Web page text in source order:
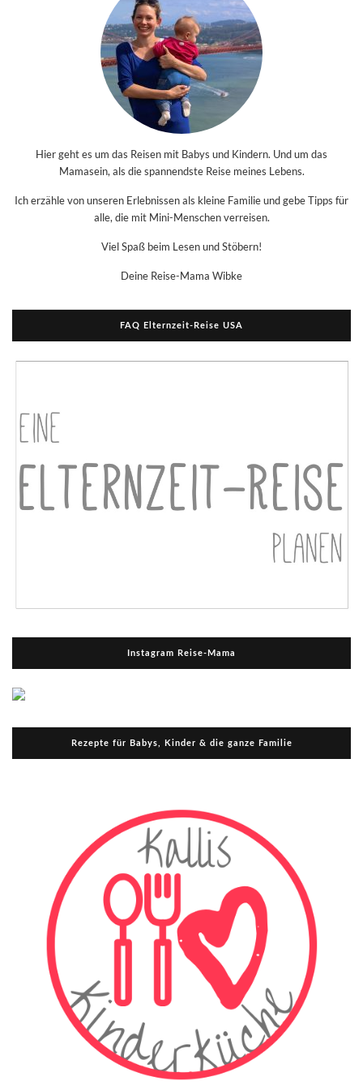
Hier geht es um das Reisen mit Babys und Kindern. Und um das
Mamasein, als die spannendste Reise meines Lebens.
Ich erzähle von unseren Erlebnissen als kleine Familie und gebe Tipps für
alle, die mit Mini-Menschen verreisen.
Viel Spaß beim Lesen und Stöbern!
Deine Reise-Mama Wibke
FAQ Elternzeit-Reise USA
Instagram Reise-Mama
Rezepte für Babys, Kinder & die ganze Familie